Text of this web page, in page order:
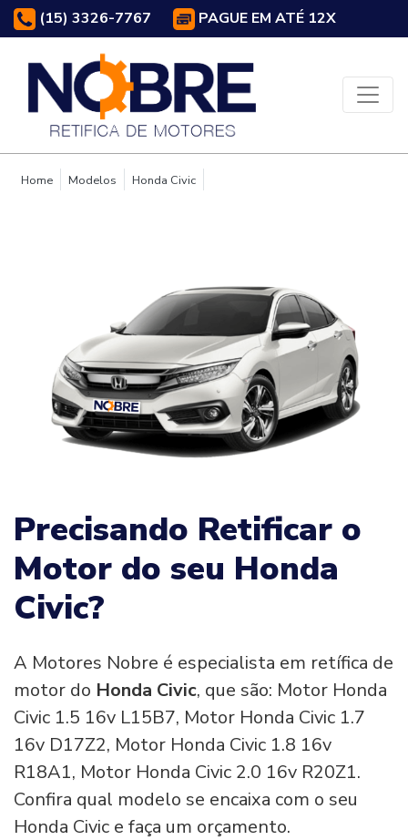
(15) 3326-7767 PAGUE EM ATÉ 12X
Home Modelos Honda Civic
Precisando Retificar o
Motor do seu Honda
Civic?
A Motores Nobre é especialista em retífica de
motor do Honda Civic, que são: Motor Honda
Civic 1.5 16v L15B7, Motor Honda Civic 1.7
16v D17Z2, Motor Honda Civic 1.8 16v
R18A1, Motor Honda Civic 2.0 16v R20Z1.
Confira qual modelo se encaixa com o seu
Honda Civic e faça um orçamento.